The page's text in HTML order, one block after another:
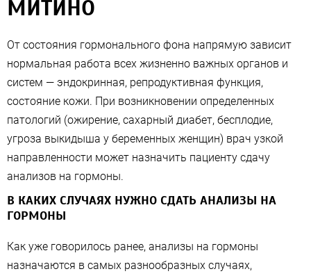
МИТИНО
От состояния гормонального фона напрямую зависит
нормальная работа всех жизненно важных органов и
систем — эндокринная, репродуктивная функция,
состояние кожи. При возникновении определенных
патологий (ожирение, сахарный диабет, бесплодие,
угроза выкидыша у беременных женщин) врач узкой
направленности может назначить пациенту сдачу
анализов на гормоны.
В КАКИХ СЛУЧАЯХ НУЖНО СДАТЬ АНАЛИЗЫ НА
ГОРМОНЫ
Как уже говорилось ранее, анализы на гормоны
назначаются в самых разнообразных случаях,